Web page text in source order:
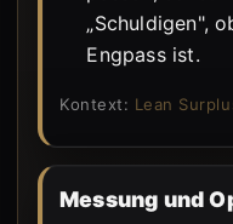
„Schuldigen",
Engpass ist.
Kontext: Lean
Messung und